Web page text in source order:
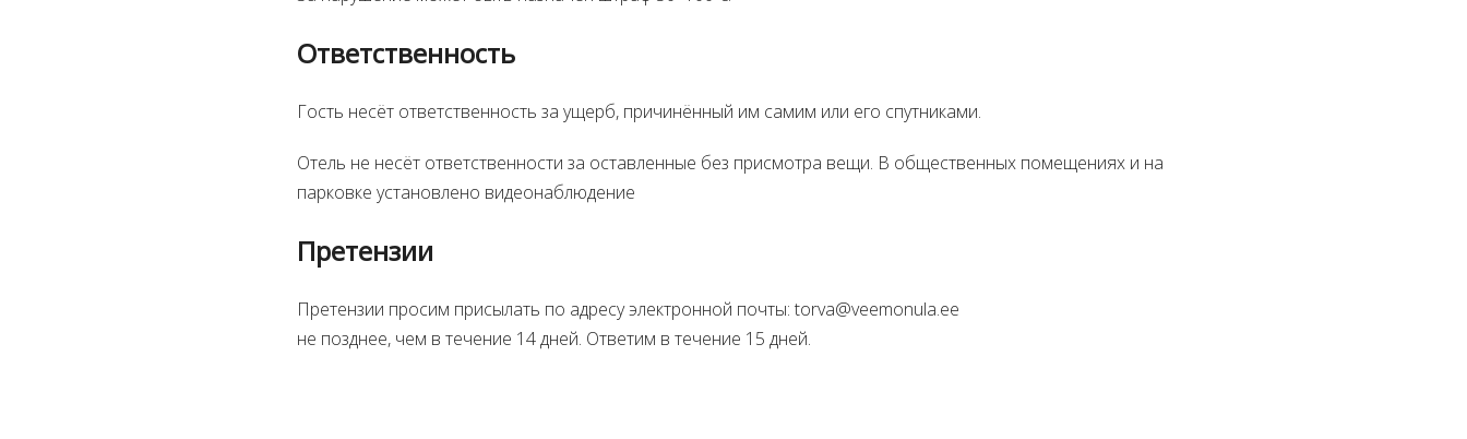
Ответственность
Гость несёт ответственность за ущерб, причинённый им самим или его спутниками.
Отель не несёт ответственности за оставленные без присмотра вещи. В общественных помещениях и на
парковке установлено видеонаблюдение
Претензии
Претензии просим присылать по адресу электронной почты: torva@veemonula.ee
не позднее, чем в течение 14 дней. Ответим в течение 15 дней.